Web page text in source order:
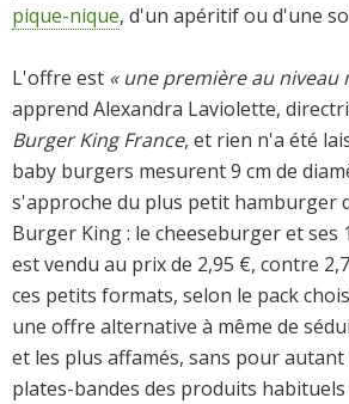
pique-nique, d'un apéritif ou d'une
L'offre est « une première au niveau
apprend Alexandra Laviolette,
Burger King France, et rien n'a été
baby burgers mesurent 9 cm de
s'approche du plus petit hamburger
Burger King : le cheeseburger et ses
est vendu au prix de 2,95 €, contre
ces petits formats, selon le pack
une offre alternative à même de
et les plus affamés, sans pour
plates-bandes des produits habituels